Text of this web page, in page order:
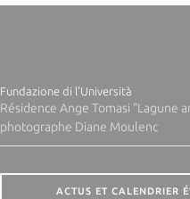
Fundazione di l'Università
Résidence Ange Tomasi "Lagune
photographe Diane Moulenc
ACTUS ET CALENDRIER